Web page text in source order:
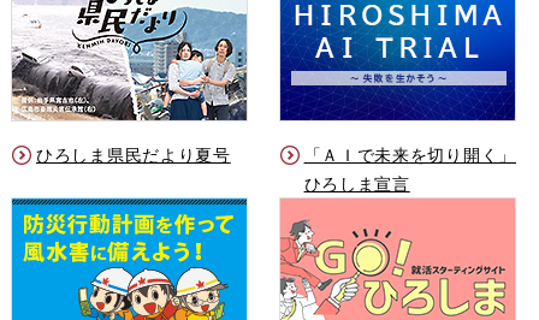
ひろしま県民だより夏号
「ＡＩで未来を切り開く」
ひろしま宣言